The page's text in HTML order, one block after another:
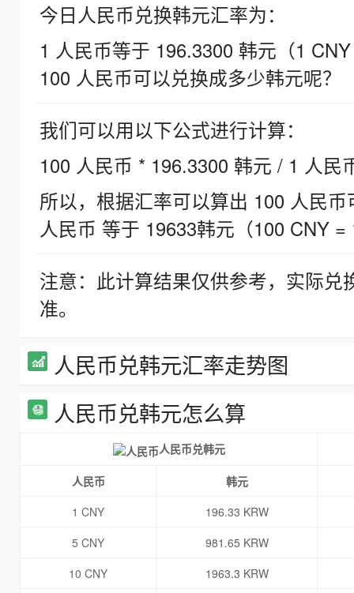
今日人民币兑换韩元汇率为：
1 人民币等于 196.3300 韩元（1
100 人民币可以兑换成多少韩元呢？
我们可以用以下公式进行计算：
100 人民币 * 196.3300 韩元 / 1 人民
所以，根据汇率可以算出 100 人民
人民币 等于 19633韩元（100 CNY =
注意：此计算结果仅供参考，实际
准。
人民币兑韩元汇率走势图
人民币兑韩元怎么算
人民币兑韩元
人民币
韩元
1 CNY
196.33 KRW
5 CNY
981.65 KRW
10 CNY
1963.3 KRW